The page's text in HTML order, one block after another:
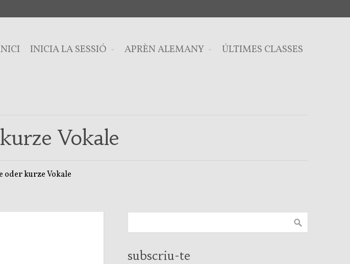
INICIA LA SESSIÓ APRÈN ALEMANY ÚLTIMES CLASSES
Vokale
oder kurze Vokale
subscriu-te